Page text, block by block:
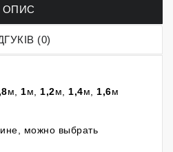
ОПИС
(0)
м, 1м, 1,2м, 1,4м, 1,6м
можно выбрать